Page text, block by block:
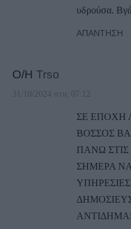
υδρούσα.
ΑΠΆΝΤΗΣΗ
Ο/Η Trso
31/10/2024 στις 07:12
ΣΕ ΕΠΟΧΗ
ΒΟΣΣΟΣ
ΠΑΝΩ ΣΤΙΣ
ΣΗΜΕΡΑ